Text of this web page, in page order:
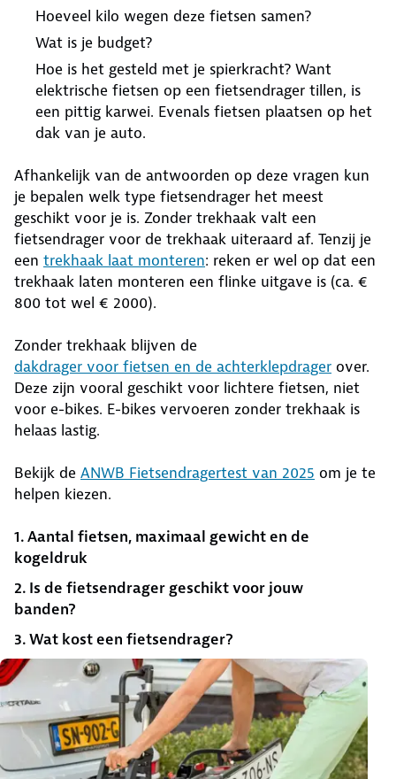
Hoeveel kilo wegen deze fietsen samen?
Wat is je budget?
Hoe is het gesteld met je spierkracht? Want
elektrische fietsen op een fietsendrager tillen, is
een pittig karwei. Evenals fietsen plaatsen op het
dak van je auto.
Afhankelijk van de antwoorden op deze vragen kun
je bepalen welk type fietsendrager het meest
geschikt voor je is. Zonder trekhaak valt een
fietsendrager voor de trekhaak uiteraard af. Tenzij je
een trekhaak laat monteren: reken er wel op dat een
trekhaak laten monteren een flinke uitgave is (ca. €
800 tot wel € 2000).
Zonder trekhaak blijven de
dakdrager voor fietsen en de achterklepdrager over.
Deze zijn vooral geschikt voor lichtere fietsen, niet
voor e-bikes. E-bikes vervoeren zonder trekhaak is
helaas lastig.
Bekijk de ANWB Fietsendragertest van 2025 om je te
helpen kiezen.
1. Aantal fietsen, maximaal gewicht en de
kogeldruk
2. Is de fietsendrager geschikt voor jouw
banden?
3. Wat kost een fietsendrager?